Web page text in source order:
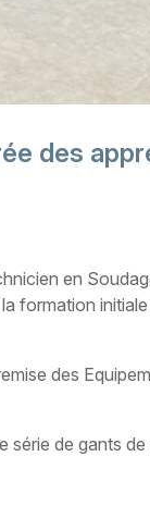
des
en
formation
des
de gants